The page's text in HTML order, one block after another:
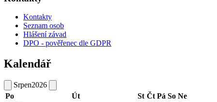
Kontakty
Seznam osob
Hlášení závad
DPO - pověřenec dle GDPR
Kalendář
Srpen2026
Po
Út St Čt Pá So Ne